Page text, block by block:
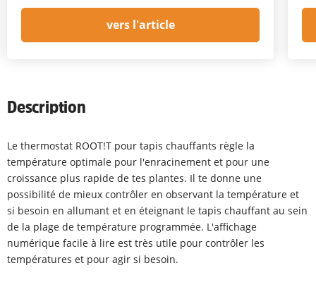
vers l'article
Description
Le thermostat ROOT!T pour tapis chauffants règle la
température optimale pour l'enracinement et pour une
croissance plus rapide de tes plantes. Il te donne une
possibilité de mieux contrôler en observant la température et
si besoin en allumant et en éteignant le tapis chauffant au sein
de la plage de température programmée. L'affichage
numérique facile à lire est très utile pour contrôler les
températures et pour agir si besoin.